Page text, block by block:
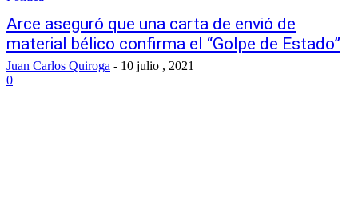
Arce aseguró que una carta de envió de
material bélico confirma el “Golpe de Estado”
Juan Carlos Quiroga - 10 julio , 2021
0